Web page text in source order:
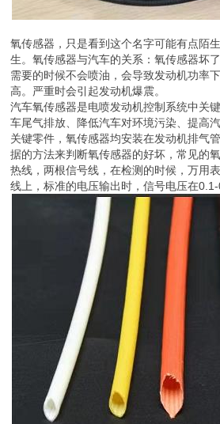
氧传感器，只是看到这个名字可能有点陌
生。氧传感器与汽车的关系：氧传感器坏
需要的时候不会喷油，会导致发动机功率
高。严重时会引起发动机爆震。
汽车氧传感器是电喷发动机控制系统中关
车尾气排放、降低汽车对环境污染、提高
关键零件，氧传感器均安装在发动机排气
据的方法来判断氧传感器的好坏，常见的
热线，两根信号线，在检测的时候，万用
线上，标准的电压输出时，信号电压在0.1-